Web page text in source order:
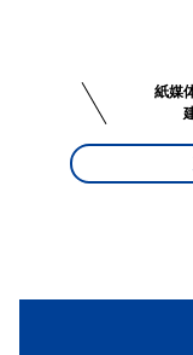
紙媒